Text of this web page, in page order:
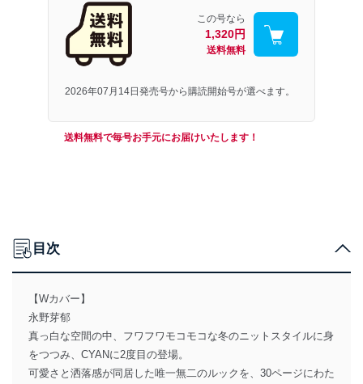
この号なら
1,320円
送料無料
2026年07月14日発売号から購読開始号が選べます。
送料無料で毎号お手元にお届けいたします！
目次
【Wカバー】
永野芽郁
真っ白な空間の中、フワフワモコモコな冬のニットスタイルに身
をつつみ、CYANに2度目の登場。
可愛さと洒落感が同居した唯一無二のルックを、30ページにわた